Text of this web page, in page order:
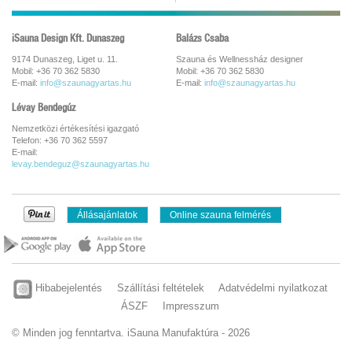
iSauna Design Kft. Dunaszeg
9174 Dunaszeg, Liget u. 11.
Mobil: +36 70 362 5830
E-mail: info@szaunagyartas.hu
Balázs Csaba
Szauna és Wellnessház designer
Mobil: +36 70 362 5830
E-mail: info@szaunagyartas.hu
Lévay Bendegúz
Nemzetközi értékesítési igazgató
Telefon: +36 70 362 5597
E-mail:
levay.bendeguz@szaunagyartas.hu
Állásajánlatok Online szauna felmérés
Hibabejelentés Szállítási feltételek
Adatvédelmi nyilatkozat
ÁSZF
Impresszum
© Minden jog fenntartva. iSauna Manufaktúra - 2026